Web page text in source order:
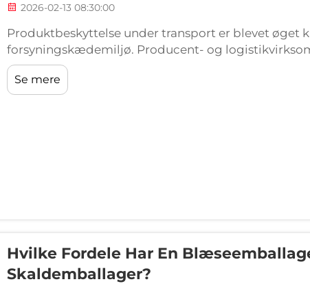
2026-02-13 08:30:00
Produktbeskyttelse under transport er blevet øget
forsyningskædemiljø. Producent- og
pres for at sikre, at deres produkter ankommer til
Se mere
Hvilke Fordele Har En
Skaldemballager?